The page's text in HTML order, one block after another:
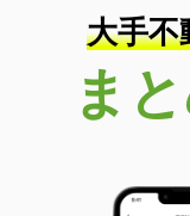
大手不
ま